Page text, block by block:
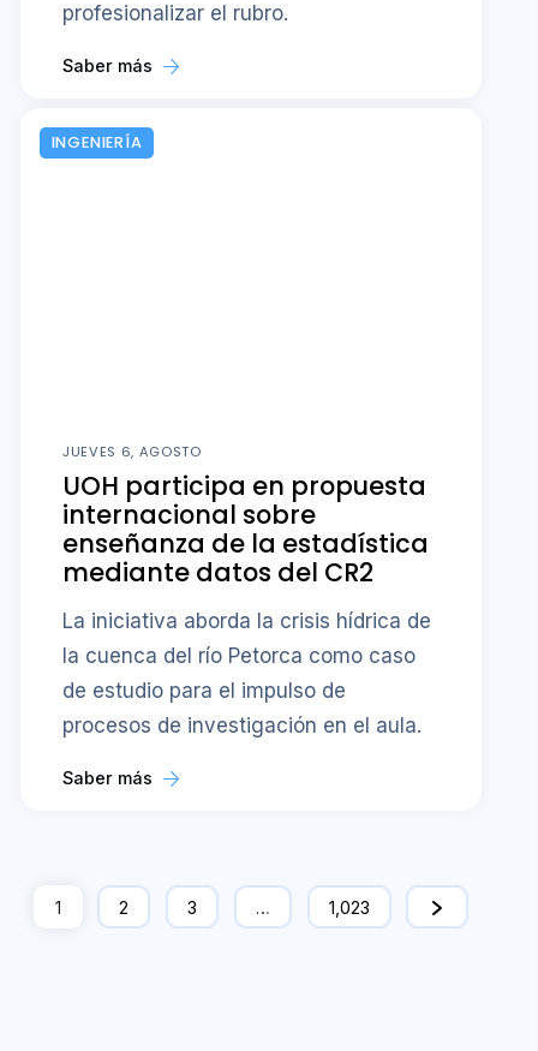
profesionalizar el rubro.
Saber más
INGENIERÍA
JUEVES 6, AGOSTO
UOH participa en propuesta
internacional sobre
enseñanza de la estadística
mediante datos del CR2
La iniciativa aborda la crisis hídrica de
la cuenca del río Petorca como caso
de estudio para el impulso de
procesos de investigación en el aula.
Saber más
1 2 3 … 1,023